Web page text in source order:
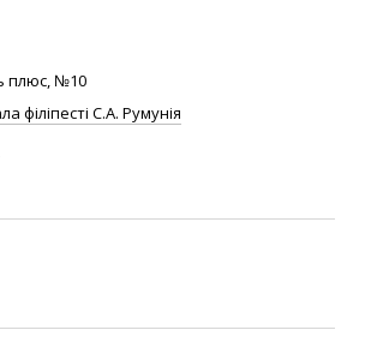
плюс, №10
філіпесті С.А. Румунія